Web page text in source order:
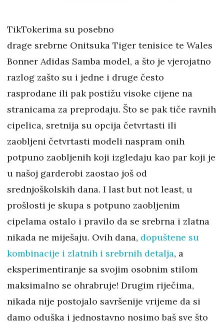
TikTokerima su posebno
drage srebrne Onitsuka Tiger tenisice te Wales
Bonner Adidas Samba model, a što je vjerojatno
razlog zašto su i jedne i druge često
rasprodane ili pak postižu visoke cijene na
stranicama za preprodaju. Što se pak tiče ravnih
cipelica, sretnija su opcija četvrtasti ili
zaobljeni četvrtasti modeli naspram onih
potpuno zaobljenih koji izgledaju kao par koji je
u našoj garderobi zaostao još od
srednjoškolskih dana. I last but not least, u
prošlosti je skupa s potpuno zaobljenim
cipelama ostalo i pravilo da se srebrna i zlatna
nikada ne miješaju. Ovih dana, dopuštene su
kombinacije i zlatnih i srebrnih detalja, a
eksperimentiranje sa svojim osobnim stilom
maksimalno se ohrabruje! Drugim riječima,
nikada nije postojalo savršenije vrijeme da si
damo oduška i jednostavno nosimo baš sve što